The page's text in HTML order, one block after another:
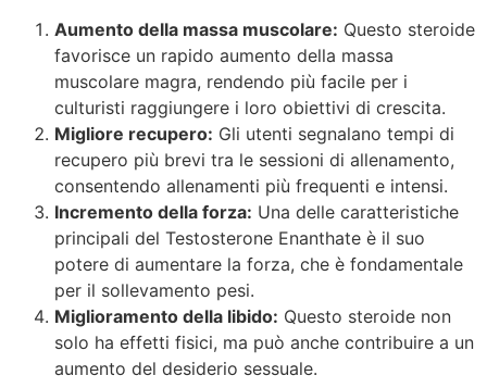
Aumento della massa muscolare: Questo steroide
favorisce un rapido aumento della massa
muscolare magra, rendendo più facile per i
culturisti raggiungere i loro obiettivi di crescita.
Migliore recupero: Gli utenti segnalano tempi di
recupero più brevi tra le sessioni di allenamento,
consentendo allenamenti più frequenti e intensi.
Incremento della forza: Una delle caratteristiche
principali del Testosterone Enanthate è il suo
potere di aumentare la forza, che è fondamentale
per il sollevamento pesi.
Miglioramento della libido: Questo steroide non
solo ha effetti fisici, ma può anche contribuire a un
aumento del desiderio sessuale.